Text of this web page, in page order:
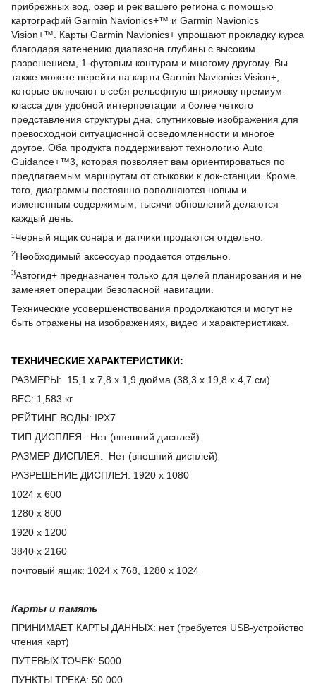
прибрежных вод, озер и рек вашего региона с помощью
картографий Garmin Navionics+™ и Garmin Navionics
Vision+™. Карты Garmin Navionics+ упрощают прокладку курса
благодаря затенению диапазона глубины с высоким
разрешением, 1-футовым контурам и многому другому. Вы
также можете перейти на карты Garmin Navionics Vision+,
которые включают в себя рельефную штриховку премиум-
класса для удобной интерпретации и более четкого
представления структуры дна, спутниковые изображения для
превосходной ситуационной осведомленности и многое
другое. Оба продукта поддерживают технологию Auto
Guidance+™3, которая позволяет вам ориентироваться по
предлагаемым маршрутам от стыковки к док-станции. Кроме
того, диаграммы постоянно пополняются новым и
измененным содержимым; тысячи обновлений делаются
каждый день.
¹Черный ящик сонара и датчики продаются отдельно.
2Необходимый аксессуар продается отдельно.
3Автогид+ предназначен только для целей планирования и не
заменяет операции безопасной навигации.
Технические усовершенствования продолжаются и могут не
быть отражены на изображениях, видео и характеристиках.
ТЕХНИЧЕСКИЕ ХАРАКТЕРИСТИКИ:
РАЗМЕРЫ:
15,1 x 7,8 x 1,9 дюйма (38,3 x 19,8 x 4,7 см)
ВЕС: 1,583 кг
РЕЙТИНГ ВОДЫ: IPX7
ТИП ДИСПЛЕЯ : Нет (внешний дисплей)
РАЗМЕР ДИСПЛЕЯ:
Нет (внешний дисплей)
РАЗРЕШЕНИЕ ДИСПЛЕЯ: 1920 x 1080
1024 х 600
1280 х 800
1920 х 1200
3840 х 2160
почтовый ящик: 1024 х 768 1280 х 1024
Карты и память
ПРИНИМАЕТ КАРТЫ ДАННЫХ: нет (требуется USB-устройство
чтения карт)
ПУТЕВЫХ ТОЧЕК: 5000
ПУНКТЫ ТРЕКА: 50 000